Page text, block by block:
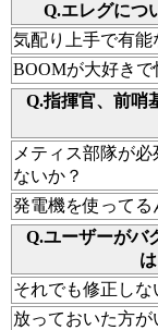
Q.エレグにつ
気配り上手で有能
BOOMが大好きで
Q.指揮官、前哨
メティス部隊が
ないか？
発電機を使ってる
Q.ユーザーがバ
それでも修正しな
放っておいた方が